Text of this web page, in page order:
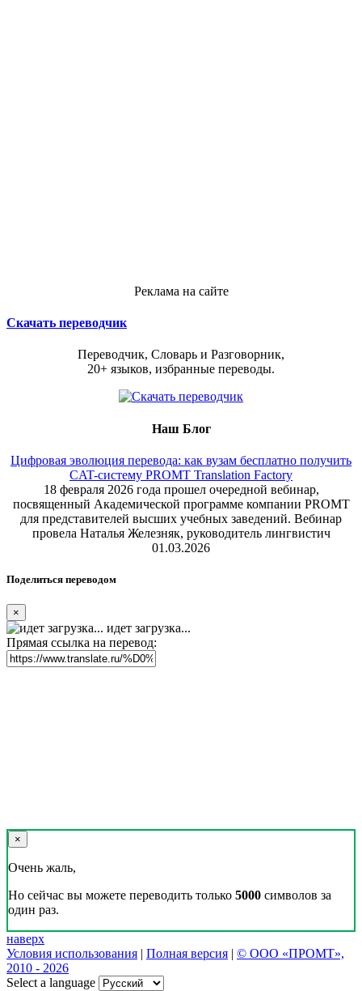
Реклама на сайте
Скачать переводчик
Переводчик, Словарь и Разговорник,
20+ языков, избранные переводы.
Наш Блог
Цифровая эволюция перевода: как вузам бесплатно получить
CAT-систему PROMT Translation Factory
18 февраля 2026 года прошел очередной вебинар,
посвященный Академической программе компании PROMT
для представителей высших учебных заведений. Вебинар
провела Наталья Железняк, руководитель лингвистич
01.03.2026
Поделиться переводом
×
идет загрузка...
Прямая ссылка на перевод:
×
Очень жаль,
Но сейчас вы можете переводить только 5000 символов за
один раз.
наверх
Условия использования | Полная версия | © ООО «ПРОМТ»,
2010 - 2026
Select a language